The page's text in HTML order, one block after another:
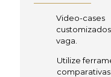
Video-cases
vaga.
Utilize
comparativas.